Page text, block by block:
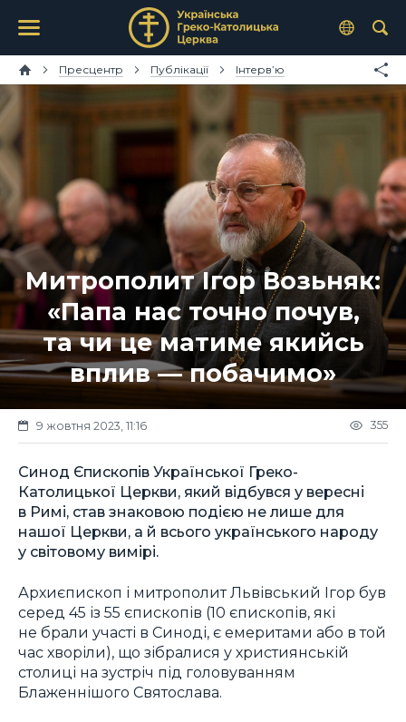
Пресцентр Публікації Інтерв’ю
Митрополит Ігор Возьняк:
«Папа нас точно почув,
та чи це матиме якийсь
вплив — побачимо»
9 жовтня 2023, 11:16 355
Синод Єпископів Української Греко-
Католицької Церкви, який відбувся у вересні
в Римі, став знаковою подією не лише для
нашої Церкви, а й всього українського народу
у світовому вимірі.
Архиєпископ і митрополит Львівський Ігор був
серед 45 із 55 єпископів (10 єпископів, які
не брали участі в Синоді, є емеритами або в той
час хворіли), що зібралися у християнській
столиці на зустріч під головуванням
Блаженнішого Святослава.